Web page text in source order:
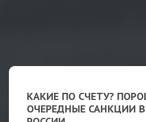
КАКИЕ ПО СЧЕТУ?
ОЧЕРЕДНЫЕ САНКЦИИ